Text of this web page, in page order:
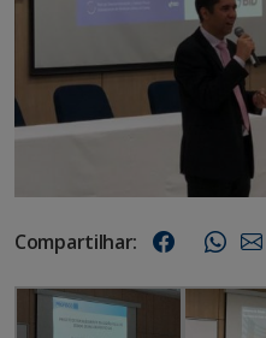
Compartilhar: